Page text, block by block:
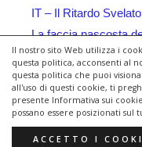
Il nostro sito Web utilizza i
questa politica, acconsenti al
questa politica che puoi
all'uso di questi cookie, ti
presente Informativa sui
possano essere posizionati sul
ACCETTO I
IT – Il Ritardo
La faccia nascosta
Siti Amici- 461 views
© 2026 Il Ritardo